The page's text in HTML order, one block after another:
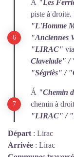
Á "Les
piste à droite.
"L'Homme
"Anciennes
"LIRAC" via
Clavelade" /
"Ségriès" /
Á "Chemin
chemin à
"LIRAC" /
Départ : Lirac
Arrivée : Lirac